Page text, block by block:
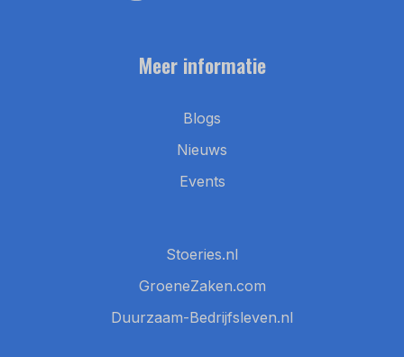
Meer informatie
Blogs
Nieuws
Events
Stoeries.nl
GroeneZaken.com
Duurzaam-Bedrijfsleven.nl